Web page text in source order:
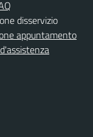
disservizio
appuntamento